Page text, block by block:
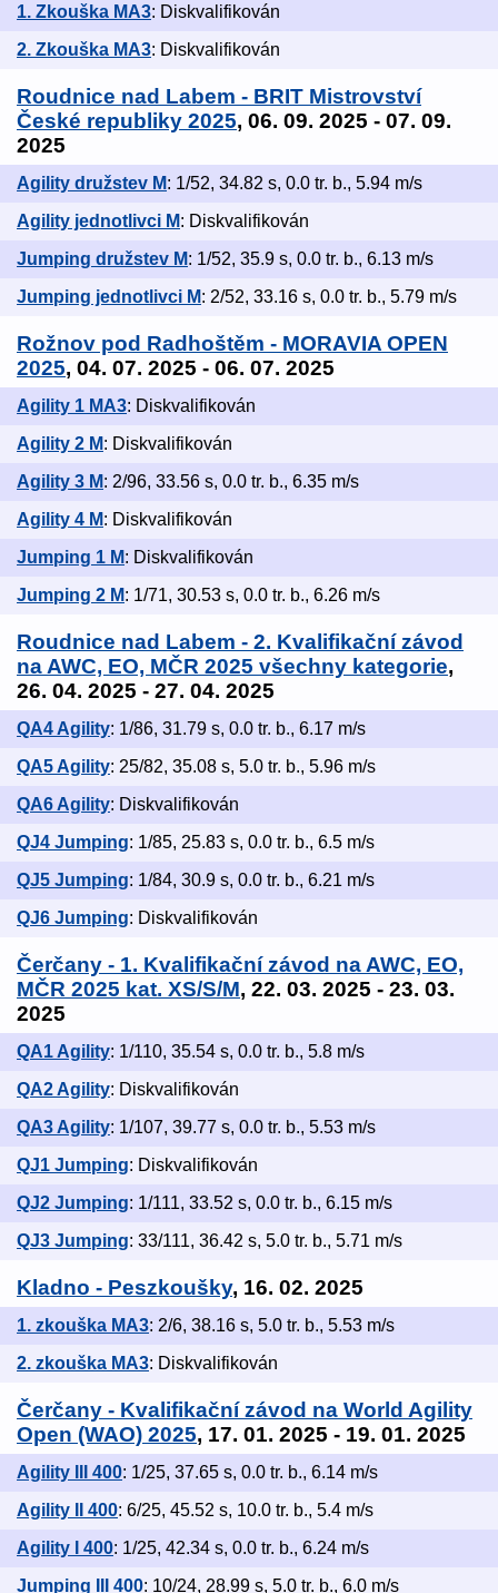
1. Zkouška MA3: Diskvalifikován
2. Zkouška MA3: Diskvalifikován
Roudnice nad Labem - BRIT Mistrovství
České republiky 2025, 06. 09. 2025 - 07. 09.
2025
Agility družstev M: 1/52, 34.82 s, 0.0 tr. b., 5.94 m/s
Agility jednotlivci M: Diskvalifikován
Jumping družstev M: 1/52, 35.9 s, 0.0 tr. b., 6.13 m/s
Jumping jednotlivci M: 2/52, 33.16 s, 0.0 tr. b., 5.79 m/s
Rožnov pod Radhoštěm - MORAVIA OPEN
2025, 04. 07. 2025 - 06. 07. 2025
Agility 1 MA3: Diskvalifikován
Agility 2 M: Diskvalifikován
Agility 3 M: 2/96, 33.56 s, 0.0 tr. b., 6.35 m/s
Agility 4 M: Diskvalifikován
Jumping 1 M: Diskvalifikován
Jumping 2 M: 1/71, 30.53 s, 0.0 tr. b., 6.26 m/s
Roudnice nad Labem - 2. Kvalifikační závod
na AWC, EO, MČR 2025 všechny kategorie,
26. 04. 2025 - 27. 04. 2025
QA4 Agility: 1/86, 31.79 s, 0.0 tr. b., 6.17 m/s
QA5 Agility: 25/82, 35.08 s, 5.0 tr. b., 5.96 m/s
QA6 Agility: Diskvalifikován
QJ4 Jumping: 1/85, 25.83 s, 0.0 tr. b., 6.5 m/s
QJ5 Jumping: 1/84, 30.9 s, 0.0 tr. b., 6.21 m/s
QJ6 Jumping: Diskvalifikován
Čerčany - 1. Kvalifikační závod na AWC, EO,
MČR 2025 kat. XS/S/M, 22. 03. 2025 - 23. 03.
2025
QA1 Agility: 1/110, 35.54 s, 0.0 tr. b., 5.8 m/s
QA2 Agility: Diskvalifikován
QA3 Agility: 1/107, 39.77 s, 0.0 tr. b., 5.53 m/s
QJ1 Jumping: Diskvalifikován
QJ2 Jumping: 1/111, 33.52 s, 0.0 tr. b., 6.15 m/s
QJ3 Jumping: 33/111, 36.42 s, 5.0 tr. b., 5.71 m/s
Kladno - Peszkoušky, 16. 02. 2025
1. zkouška MA3: 2/6, 38.16 s, 5.0 tr. b., 5.53 m/s
2. zkouška MA3: Diskvalifikován
Čerčany - Kvalifikační závod na World Agility
Open (WAO) 2025, 17. 01. 2025 - 19. 01. 2025
Agility III 400: 1/25, 37.65 s, 0.0 tr. b., 6.14 m/s
Agility II 400: 6/25, 45.52 s, 10.0 tr. b., 5.4 m/s
Agility I 400: 1/25, 42.34 s, 0.0 tr. b., 6.24 m/s
Jumping III 400: 10/24, 28.99 s, 5.0 tr. b., 6.0 m/s